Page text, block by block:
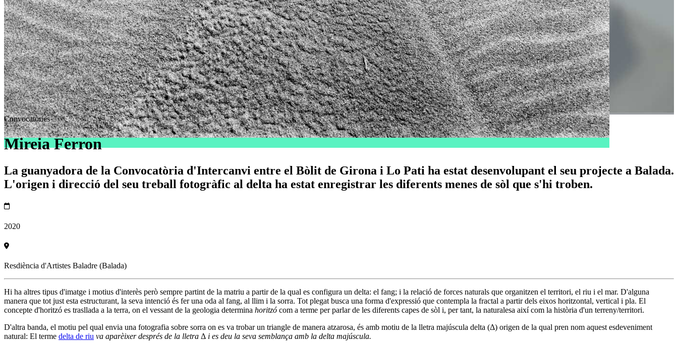
Convocatòries
Mireia Ferron
La guanyadora de la Convocatòria d'Intercanvi entre el Bòlit de Girona i Lo Pati ha estat desenvolupant el seu projecte a Balada.
L'origen i direcció del seu treball fotogràfic al delta ha estat enregistrar les diferents menes de sòl que s'hi troben.
2020
Resdiència d'Artistes Baladre (Balada)
Hi ha altres tipus d'imatge i motius d'interès però sempre partint de la matriu a partir de la qual es configura un delta: el fang; i la relació de forces naturals que organitzen el territori, el riu i el mar. D'alguna
manera que tot just esta estructurant, la seva intenció és fer una oda al fang, al llim i la sorra. Tot plegat busca una forma d'expressió que contempla la fractal a partir dels eixos horitzontal, vertical i pla. El
concepte d'horitzó es trasllada a la terra, on el vessant de la geologia determina horitzó com a terme per parlar de les diferents capes de sòl i, per tant, la naturalesa així com la història d'un terreny/territori.
D'altra banda, el motiu pel qual envia una fotografia sobre sorra on es va trobar un triangle de manera atzarosa, és amb motiu de la lletra majúscula delta (Δ) origen de la qual pren nom aquest esdeveniment
natural: El terme delta de riu va aparèixer després de la lletra Δ i es deu la seva semblança amb la delta majúscula.